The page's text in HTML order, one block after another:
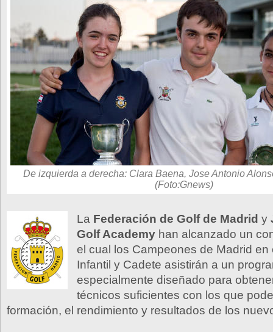
De izquierda a derecha: Clara Baena, Jose Antonio
(Foto:Gnews)
La Federación de Golf de Madrid y
Golf Academy han alcanzado un
el cual los Campeones de Madrid
Infantil y Cadete asistirán a un
especialmente diseñado para
técnicos suficientes con los que
formación, el rendimiento y resultados de los